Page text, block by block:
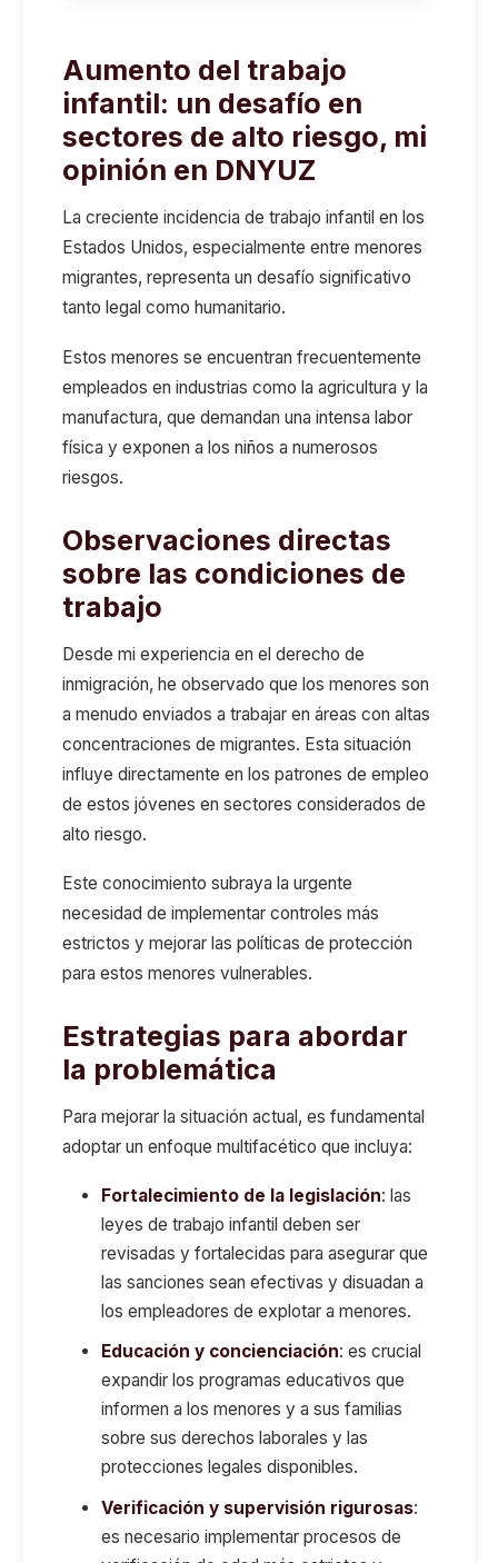
Aumento del trabajo
infantil: un desafío en
sectores de alto riesgo, mi
opinión en DNYUZ
La creciente incidencia de trabajo infantil en los
Estados Unidos, especialmente entre menores
migrantes, representa un desafío significativo
tanto legal como humanitario.
Estos menores se encuentran frecuentemente
empleados en industrias como la agricultura y la
manufactura, que demandan una intensa labor
física y exponen a los niños a numerosos
riesgos.
Observaciones directas
sobre las condiciones de
trabajo
Desde mi experiencia en el derecho de
inmigración, he observado que los menores son
a menudo enviados a trabajar en áreas con altas
concentraciones de migrantes. Esta situación
influye directamente en los patrones de empleo
de estos jóvenes en sectores considerados de
alto riesgo.
Este conocimiento subraya la urgente
necesidad de implementar controles más
estrictos y mejorar las políticas de protección
para estos menores vulnerables.
Estrategias para abordar
la problemática
Para mejorar la situación actual, es fundamental
adoptar un enfoque multifacético que incluya:
Fortalecimiento de la legislación: las
leyes de trabajo infantil deben ser
revisadas y fortalecidas para asegurar que
las sanciones sean efectivas y disuadan a
los empleadores de explotar a menores.
Educación y concienciación: es crucial
expandir los programas educativos que
informen a los menores y a sus familias
sobre sus derechos laborales y las
protecciones legales disponibles.
Verificación y supervisión rigurosas:
es necesario implementar procesos de